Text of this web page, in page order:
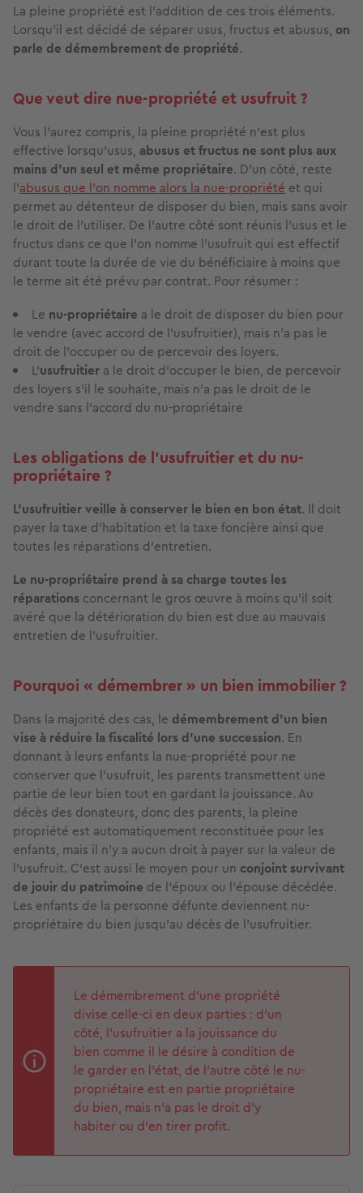
La pleine propriété est l’addition de ces trois éléments.
Lorsqu’il est décidé de séparer usus, fructus et abusus, on
parle de démembrement de propriété.
Que veut dire nue-propriété et usufruit ?
Vous l’aurez compris, la pleine propriété n’est plus
effective lorsqu’usus, abusus et fructus ne sont plus aux
mains d’un seul et même propriétaire. D’un côté, reste
l’abusus que l’on nomme alors la nue-propriété et qui
permet au détenteur de disposer du bien, mais sans avoir
le droit de l’utiliser. De l’autre côté sont réunis l’usus et le
fructus dans ce que l’on nomme l’usufruit qui est effectif
durant toute la durée de vie du bénéficiaire à moins que
le terme ait été prévu par contrat. Pour résumer :
Le nu-propriétaire a le droit de disposer du bien pour
le vendre (avec accord de l’usufruitier), mais n’a pas le
droit de l’occuper ou de percevoir des loyers.
L’usufruitier a le droit d’occuper le bien, de percevoir
des loyers s’il le souhaite, mais n’a pas le droit de le
vendre sans l’accord du nu-propriétaire
Les obligations de l’usufruitier et du nu-
propriétaire ?
L’usufruitier veille à conserver le bien en bon état. Il doit
payer la taxe d’habitation et la taxe foncière ainsi que
toutes les réparations d’entretien.
Le nu-propriétaire prend à sa charge toutes les
réparations concernant le gros œuvre à moins qu’il soit
avéré que la détérioration du bien est due au mauvais
entretien de l’usufruitier.
Pourquoi « démembrer » un bien immobilier ?
Dans la majorité des cas, le démembrement d’un bien
vise à réduire la fiscalité lors d’une succession. En
donnant à leurs enfants la nue-propriété pour ne
conserver que l’usufruit, les parents transmettent une
partie de leur bien tout en gardant la jouissance. Au
décès des donateurs, donc des parents, la pleine
propriété est automatiquement reconstituée pour les
enfants, mais il n’y a aucun droit à payer sur la valeur de
l’usufruit. C’est aussi le moyen pour un conjoint survivant
de jouir du patrimoine de l’époux ou l’épouse décédée.
Les enfants de la personne défunte deviennent nu-
propriétaire du bien jusqu’au décès de l’usufruitier.
Le démembrement d’une propriété
divise celle-ci en deux parties : d’un
côté, l’usufruitier a la jouissance du
bien comme il le désire à condition de
le garder en l’état, de l’autre côté le nu-
propriétaire est en partie propriétaire
du bien, mais n’a pas le droit d’y
habiter ou d’en tirer profit.